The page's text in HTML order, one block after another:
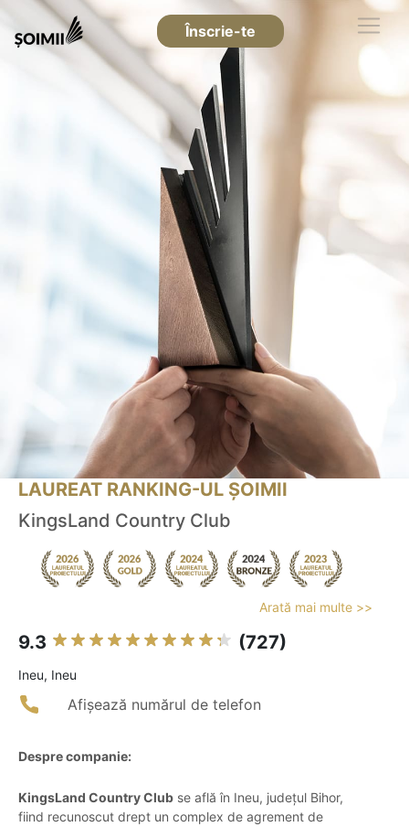
Înscrie-te
LAUREAT RANKING-UL ȘOIMII
KingsLand Country Club
Arată mai multe >>
9.3 (727)
Ineu, Ineu
Afișează numărul de telefon
Despre companie:
KingsLand Country Club se află în Ineu, județul Bihor,
fiind recunoscut drept un complex de agrement de